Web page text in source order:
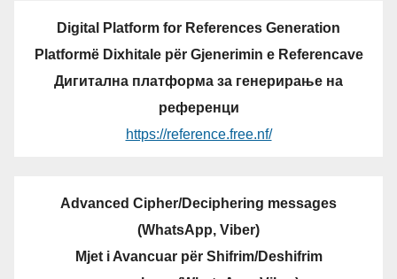
Digital Platform for References Generation
Platformë Dixhitale për Gjenerimin e Referencave
Дигитална платформа за генерирање на
референци
https://reference.free.nf/
Advanced Cipher/Deciphering messages
(WhatsApp, Viber)
Mjet i Avancuar për Shifrim/Deshifrim